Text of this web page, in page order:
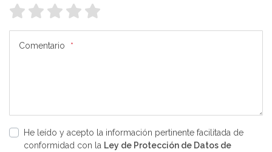
Comentario *
He leído y acepto la información pertinente facilitada de
conformidad con la Ley de Protección de Datos de